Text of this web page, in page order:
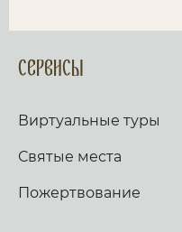
Сервисы
Виртуальные туры
Святые места
Пожертвование